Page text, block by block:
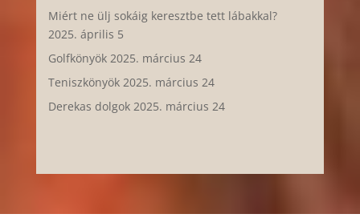
Miért ne ülj sokáig keresztbe tett lábakkal?
2025. április 5
Golfkönyök 2025. március 24
Teniszkönyök 2025. március 24
Derekas dolgok 2025. március 24